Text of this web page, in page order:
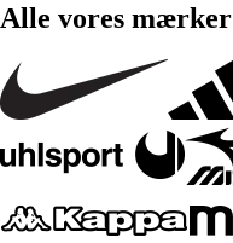
Alle vores mærker